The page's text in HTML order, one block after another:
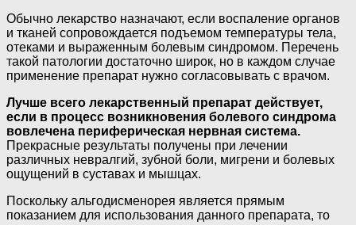
Обычно лекарство назначают, если воспаление органов
и тканей сопровождается подъемом температуры тела,
отеками и выраженным болевым синдромом. Перечень
такой патологии достаточно широк, но в каждом случае
применение препарат нужно согласовывать с врачом.
Лучше всего лекарственный препарат действует,
если в процесс возникновения болевого синдрома
вовлечена периферическая нервная система.
Прекрасные результаты получены при лечении
различных невралгий, зубной боли, мигрени и болевых
ощущений в суставах и мышцах.
Поскольку альгодисменорея является прямым
показанием для использования данного препарата, то